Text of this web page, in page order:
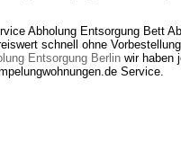
Abholung Entsorgung Bett
schnell ohne
Entsorgung Berlin wir haben
Service.